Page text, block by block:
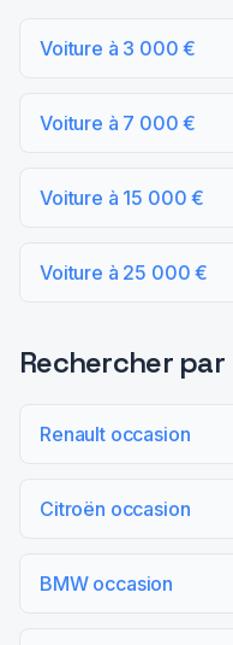
Voiture à 3 000 €
Voiture à 7 000 €
Voiture à 15 000 €
Voiture à 25 000 €
Rechercher
Renault occasion
Citroën occasion
BMW occasion